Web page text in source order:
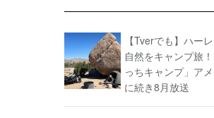
【Tverでも】ハー
自然をキャンプ旅
っちキャンプ」ア
に続き8月放送